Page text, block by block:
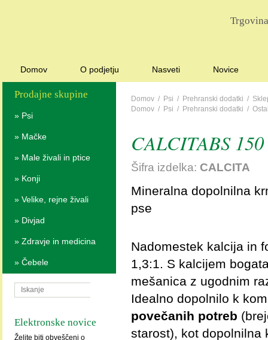
Domov O podjetju Nasveti Novice
Prodajne skupine
» Psi
» Mačke
» Male živali in ptice
» Konji
» Velike, rejne živali
» Divjad
» Zdravje in medicina
» Čebele
Elektronske novice
Želite biti obveščeni o
Domov / Psi / Prehranski dodatki /
Domov / Psi / Prehranski dodatki /
CALCITABS
Šifra izdelka: CALCITA
Mineralna dopolnilna
pse
Nadomestek kalcija in
1,3:1. S kalcijem
mešanica z ugodnim
Idealno dopolnilo k
povečanih potreb
starost), kot